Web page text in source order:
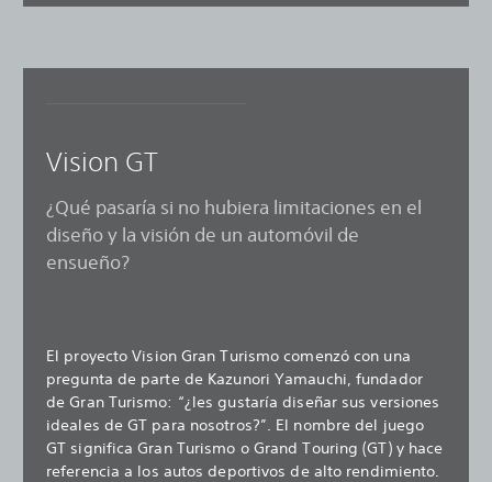
Vision GT
¿Qué pasaría si no hubiera limitaciones en el
diseño y la visión de un automóvil de
ensueño?
El proyecto Vision Gran Turismo comenzó con una
pregunta de parte de Kazunori Yamauchi, fundador
de Gran Turismo: “¿les gustaría diseñar sus versiones
ideales de GT para nosotros?”. El nombre del juego
GT significa Gran Turismo o Grand Touring (GT) y hace
referencia a los autos deportivos de alto rendimiento.